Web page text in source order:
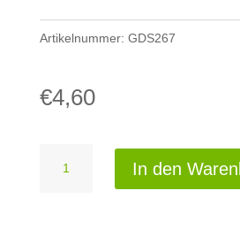
Artikelnummer: GDS267
€4,60
In den